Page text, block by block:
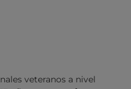
veteranos a nivel